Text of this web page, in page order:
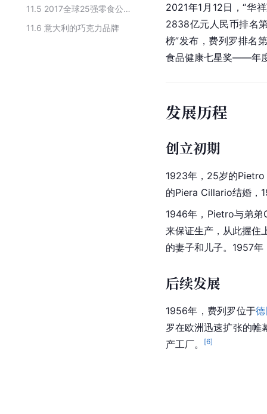
11.5
2017全球25强零食公司排行榜
11.6 意大利的巧克力品牌
2021年1月12日，“华
2838亿元人民币排名
榜”发布，费列罗排名
食品健康七星奖——年
发展历程
创立初期
1923年，25岁的
的Piera Cillario结婚，
1946年，Pietro与弟弟
来保证生产，从此握住
的妻子和儿子。1957
后续发展
1956年，费列罗位于
罗在欧洲迅速扩张的帷
产工厂。
[6]